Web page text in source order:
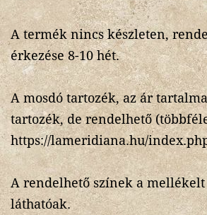
A termék nincs készleten,
érkezése 8-10 hét.
A mosdó tartozék, az ár
tartozék, de rendelhető
https://lameridiana.hu/
A rendelhető színek a
láthatóak.